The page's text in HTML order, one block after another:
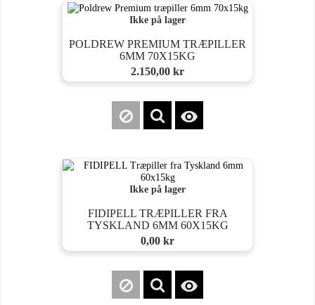
Ikke på lager
POLDREW PREMIUM TRÆPILLER
6MM 70X15KG
Pris
2.150,00 kr

Ikke på lager
FIDIPELL TRÆPILLER FRA
TYSKLAND 6MM 60X15KG
Pris
0,00 kr
